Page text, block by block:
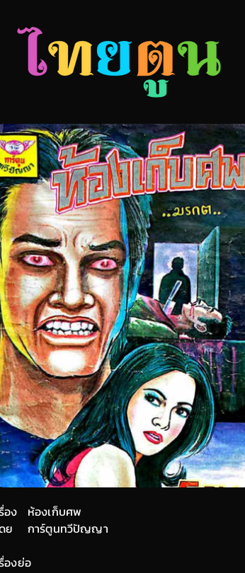
อง
ย
ห้องเก็บศพ
การ์ตูนทวีปัญญา
องย่อ